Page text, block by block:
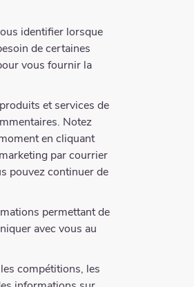
identifier lorsque
de certaines
vous fournir la
et services de
Notez
en cliquant
par courrier
pouvez continuer de
permettant de
avec vous au
compétitions, les